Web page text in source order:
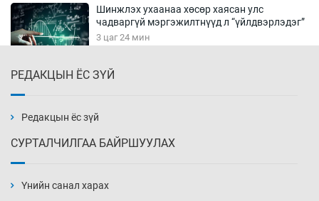
Шинжлэх ухаанаа хөсөр хаясан улс
чадваргүй мэргэжилтнүүд л “үйлдвэрлэдэг”
3 цаг 24 мин
3 цаг 54 мин
4 цаг 24 мин
РЕДАКЦЫН ЁС ЗҮЙ
Редакцын ёс зүй
СУРТАЛЧИЛГАА БАЙРШУУЛАХ
Үнийн санал харах